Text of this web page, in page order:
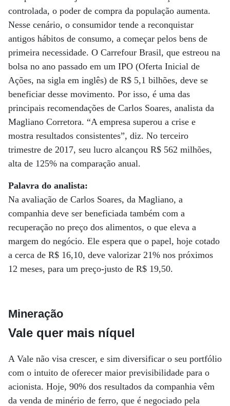
controlada, o poder de compra da população aumenta.
Nesse cenário, o consumidor tende a reconquistar
antigos hábitos de consumo, a começar pelos bens de
primeira necessidade. O Carrefour Brasil, que estreou na
bolsa no ano passado em um IPO (Oferta Inicial de
Ações, na sigla em inglês) de R$ 5,1 bilhões, deve se
beneficiar desse movimento. Por isso, é uma das
principais recomendações de Carlos Soares, analista da
Magliano Corretora. “A empresa superou a crise e
mostra resultados consistentes”, diz. No terceiro
trimestre de 2017, seu lucro alcançou R$ 562 milhões,
alta de 125% na comparação anual.
Palavra do analista:
Na avaliação de Carlos Soares, da Magliano, a
companhia deve ser beneficiada também com a
recuperação no preço dos alimentos, o que eleva a
margem do negócio. Ele espera que o papel, hoje cotado
a cerca de R$ 16,10, deve valorizar 21% nos próximos
12 meses, para um preço-justo de R$ 19,50.
Mineração
Vale quer mais níquel
A Vale não visa crescer, e sim diversificar o seu portfólio
com o intuito de oferecer maior previsibilidade para o
acionista. Hoje, 90% dos resultados da companhia vêm
da venda de minério de ferro, que é negociado pela